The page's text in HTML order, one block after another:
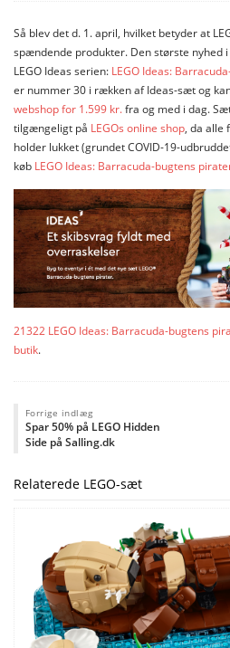
Så blev det d. 1. april, hvilket betyder at
spændende produkter. Den største nyhed
LEGO Ideas serien: LEGO Ideas:
er nummer 30 i rækken af Ideas-sæt og
webshop for 1.599 kr.fra og med i dag.
tilgængeligt på LEGOs online shop, da alle
holder lukket (grundet COVID-19-
køb LEGO Ideas: Barracuda-bugtens
21322 LEGO Ideas: Barracuda-bugtens
butik.
Forrige indlæg
Spar 50% på LEGO Hidden
Side på Salling.dk
Relaterede LEGO-sæt